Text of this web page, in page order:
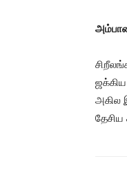
அகில
தேசிய